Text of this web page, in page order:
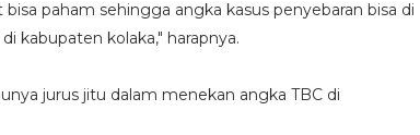
paham sehingga angka kasus penyebaran bisa di
kabupaten kolaka," harapnya.
jurus jitu dalam menekan angka TBC di